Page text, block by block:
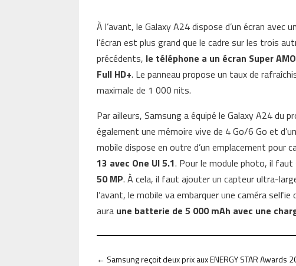
À l’avant, le Galaxy A24 dispose d’un écran
l’écran est plus grand que le cadre sur les trois
précédents, le téléphone a un écran Super
Full HD+. Le panneau propose un taux de
maximale de 1 000 nits.
Par ailleurs, Samsung a équipé le Galaxy A24 du
également une mémoire vive de 4 Go/6 Go et
mobile dispose en outre d’un emplacement pour
13 avec One UI 5.1. Pour le module photo, il faut
50 MP. À cela, il faut ajouter un capteur ultra-
l’avant, le mobile va embarquer une caméra
aura une batterie de 5 000 mAh avec une
← Samsung reçoit deux prix aux ENERGY STAR Awards